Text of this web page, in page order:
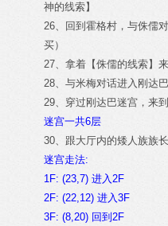
神的线索】
26、回到霍格村，与侏儒
买）
27、拿着【侏儒的线索】
28、与米梅对话进入刚达巴
29、穿过刚达巴迷宫，来
迷宫一共6层
30、跟大厅内的矮人族族
迷宫走法:
1F: (23,7) 进入2F
2F: (22,12) 进入3F
3F: (8,20) 回到2F